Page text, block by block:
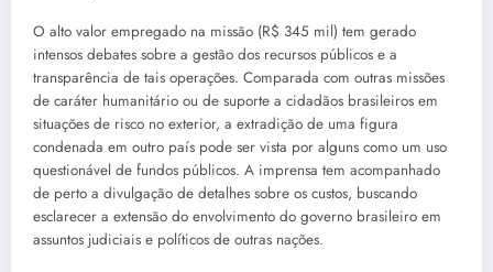
O alto valor empregado na missão (R$ 345 mil) tem gerado
intensos debates sobre a gestão dos recursos públicos e a
transparência de tais operações. Comparada com outras missões
de caráter humanitário ou de suporte a cidadãos brasileiros em
situações de risco no exterior, a extradição de uma figura
condenada em outro país pode ser vista por alguns como um uso
questionável de fundos públicos. A imprensa tem acompanhado
de perto a divulgação de detalhes sobre os custos, buscando
esclarecer a extensão do envolvimento do governo brasileiro em
assuntos judiciais e políticos de outras nações.